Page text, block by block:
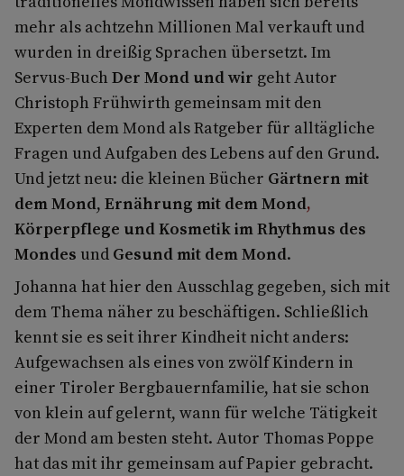
mehr als achtzehn Millionen Mal verkauft und
wurden in dreißig Sprachen übersetzt. Im
Servus-Buch Der Mond und wir geht Autor
Christoph Frühwirth gemeinsam mit den
Experten dem Mond als Ratgeber für alltägliche
Fragen und Aufgaben des Lebens auf den Grund.
Und jetzt neu: die kleinen Bücher Gärtnern mit
dem Mond, Ernährung mit dem Mond,
Körperpflege und Kosmetik im Rhythmus des
Mondes und Gesund mit dem Mond.
Johanna hat hier den Ausschlag gegeben, sich mit
dem Thema näher zu beschäftigen. Schließlich
kennt sie es seit ihrer Kindheit nicht anders:
Aufgewachsen als eines von zwölf Kindern in
einer Tiroler Bergbauernfamilie, hat sie schon
von klein auf gelernt, wann für welche Tätigkeit
der Mond am besten steht. Autor Thomas Poppe
hat das mit ihr gemeinsam auf Papier gebracht.